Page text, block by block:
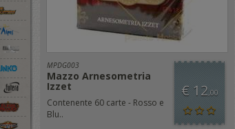
MPDG003
Mazzo Arnesometria
Izzet
Contenente 60 carte - Rosso e
Blu..
€ 12,00